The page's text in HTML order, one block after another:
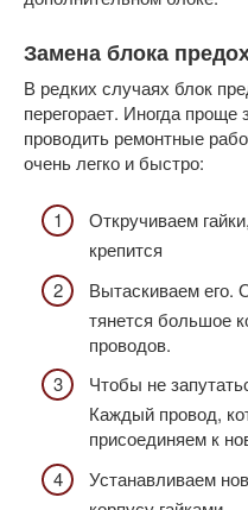
Замена блока
В редких случаях блок
перегорает. Иногда
проводить ремонтные
очень легко и быстро:
Откручиваем
крепится
Вытаскиваем его.
тянется большое
проводов.
Чтобы не
Каждый провод,
присоединяем к
Устанавливаем